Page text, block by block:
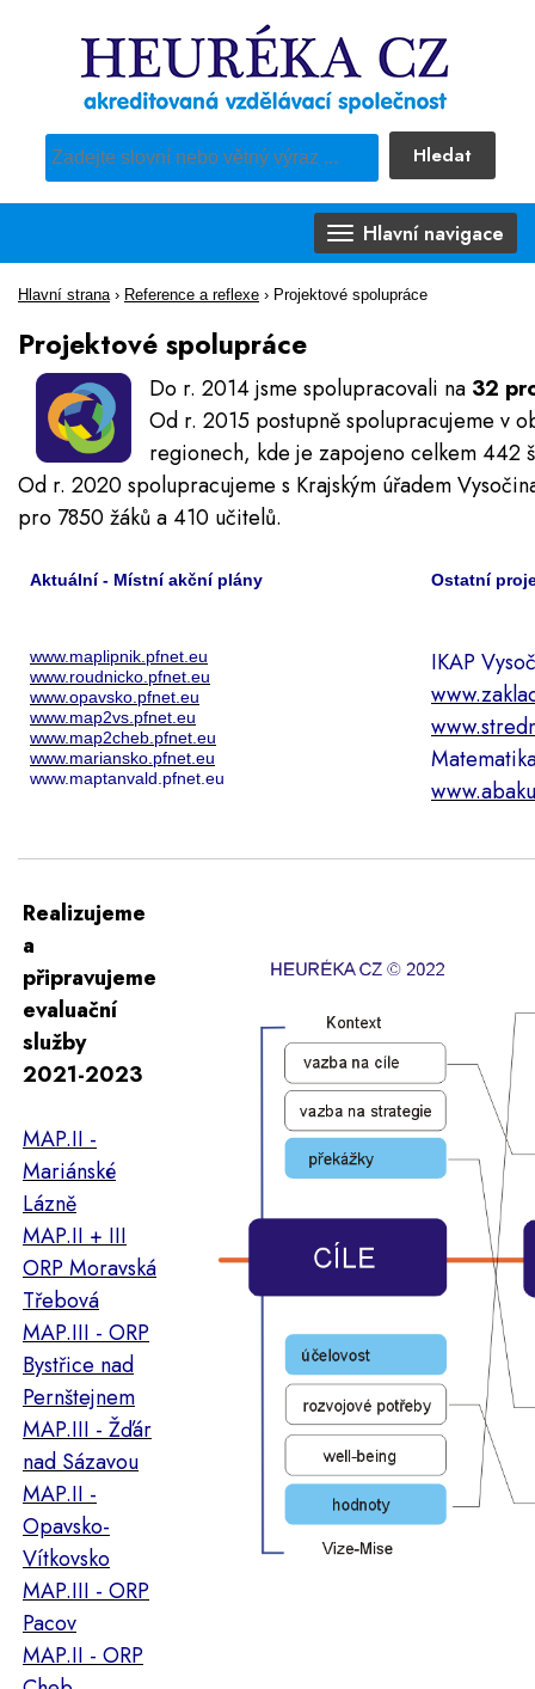
Hledat
Pro vyhledávání obsahu webu použijte předdefinovaný výběr
Hlavní navigace
Hlavní strana › Reference a reflexe › Projektové spolupráce
Projektové spolupráce
Do r. 2014 jsme spolupracovali na 32
Od r. 2015 postupně spolupracujeme v
regionech, kde je zapojeno celkem 442
Od r. 2020 spolupracujeme s Krajským úřadem
pro 7850 žáků a 410 učitelů.
Aktuální - Místní akční plány Ostatní
www.maplipnik.pfnet.eu
www.roudnicko.pfnet.eu
www.opavsko.pfnet.eu
www.map2vs.pfnet.eu
www.map2cheb.pfnet.eu
www.mariansko.pfnet.eu
www.maptanvald.pfnet.eu
IKAP
Realizujeme
a
připravujeme
evaluační
služby
2021-2023
MAP.II -
Mariánské
Lázně
MAP.II + III
ORP Moravská
Třebová
MAP.III - ORP
Bystřice nad
Pernštejnem
MAP.III - Žďár
nad Sázavou
MAP.II -
Opavsko-
Vítkovsko
MAP.III - ORP
Pacov
MAP.II - ORP